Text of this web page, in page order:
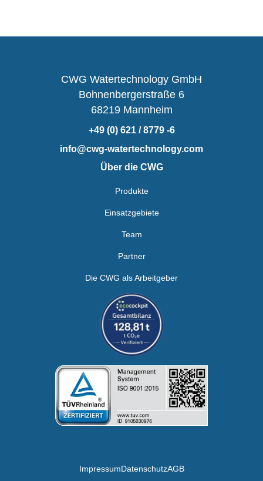
CWG Watertechnology GmbH
Bohnenbergerstraße 6
68219 Mannheim
+49 (0) 621 / 8779 -6
info@cwg-watertechnology.com
Über die CWG
Produkte
Einsatzgebiete
Team
Partner
Die CWG als Arbeitgeber
ImpressumDatenschutzAGB